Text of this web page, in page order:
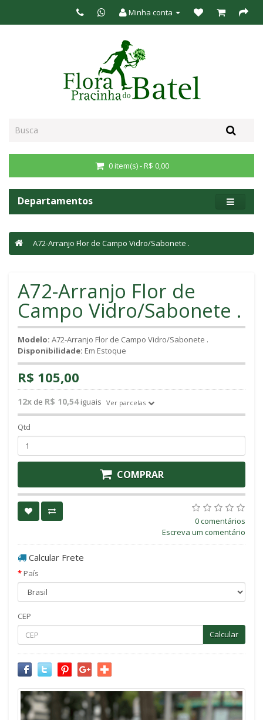
Minha conta
0 item(s) - R$ 0,00
Departamentos
A72-Arranjo Flor de Campo Vidro/Sabonete .
A72-Arranjo Flor de
Campo Vidro/Sabonete .
Modelo: A72-Arranjo Flor de Campo Vidro/Sabonete .
Disponibilidade: Em Estoque
R$ 105,00
12x de R$ 10,54 iguais Ver parcelas
Qtd
COMPRAR
0 comentários
Escreva um comentário
Calcular Frete
País
CEP
Calcular